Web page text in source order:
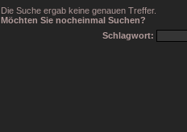
Die Suche ergab keine genauen Treffer.
Möchten Sie nocheinmal Suchen?
Schlagwort: